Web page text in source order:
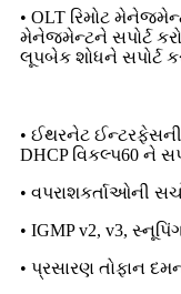
• OLT રિમોટ
મેનેજમેન્ટને સપોર્ટ
લૂપબેક શોધને સપોર્ટ
• ઈથરનેટ ઈન્ટરફેસની
DHCP વિકલ્પ60 ને
• વપરાશકર્તાઓની
• IGMP v2, v3,
• પ્રસારણ તોફાન